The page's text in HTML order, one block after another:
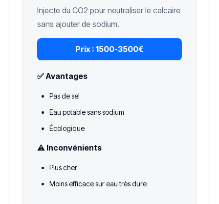
Injecte du CO2 pour neutraliser le calcaire
sans ajouter de sodium.
Prix : 1500-3500€
✅ Avantages
Pas de sel
Eau potable sans sodium
Écologique
⚠️ Inconvénients
Plus cher
Moins efficace sur eau très dure